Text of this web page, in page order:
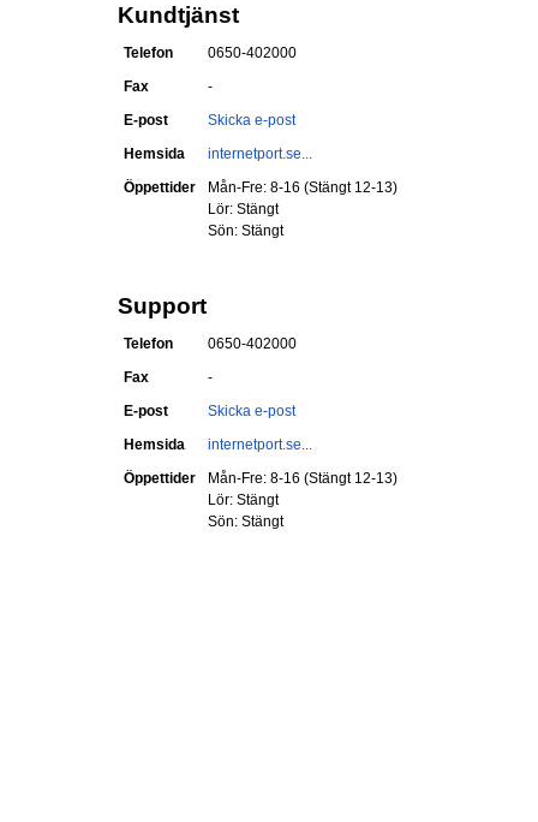
Kundtjänst
Telefon
0650-402000
Fax
-
E-post
Skicka e-post
Hemsida
internetport.se...
Öppettider
Mån-Fre: 8-16 (Stängt 12-13)
Lör: Stängt
Sön: Stängt
Support
Telefon
0650-402000
Fax
-
E-post
Skicka e-post
Hemsida
internetport.se...
Öppettider
Mån-Fre: 8-16 (Stängt 12-13)
Lör: Stängt
Sön: Stängt